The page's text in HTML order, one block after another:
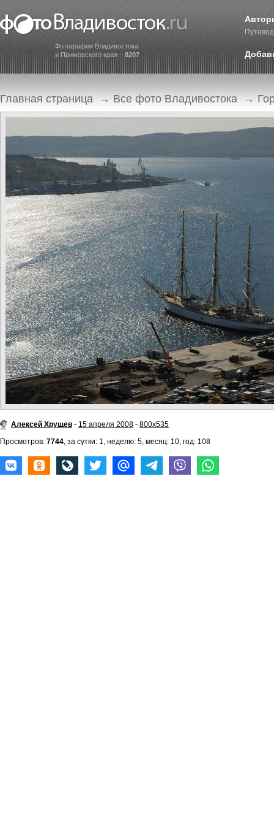
Фотографии Владивостока
и Приморского края – 8207
Главная страница → Все фото Владивостока →
Алексей Хрущев - 15 апреля 2008 - 800x535
Просмотров: 7744, за сутки: 1, неделю: 5, месяц: 10, год: 108